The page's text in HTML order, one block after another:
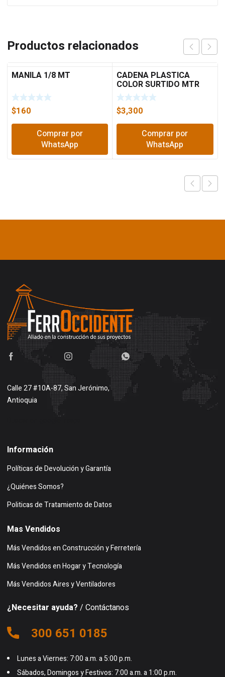
Productos relacionados
MANILA 1/8 MT
$160
Comprar por
WhatsApp
CADENA PLASTICA
COLOR SURTIDO MTR
$3,300
Comprar por
WhatsApp
Calle 27 #10A-87, San Jerónimo,
Antioquia
Información
Políticas de Devolución y Garantía
¿Quiénes Somos?
Politicas de Tratamiento de Datos
Mas Vendidos
Más Vendidos en Construcción y Ferretería
Más Vendidos en Hogar y Tecnología
Más Vendidos Aires y Ventiladores
¿Necesitar ayuda? / Contáctanos
300 651 0185
Lunes a Viernes: 7:00 a.m. a 5:00 p.m.
Sábados, Domingos y Festivos: 7:00 a.m. a 1:00 p.m.